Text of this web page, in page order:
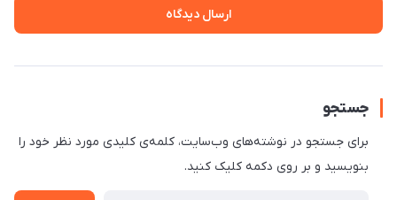
ارسال دیدگاه
جستجو
برای جستجو در نوشته‌های وب‌سایت، کلمه‌ی کلیدی مورد نظر خود را
بنویسید و بر روی دکمه کلیک کنید.